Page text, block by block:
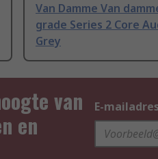
Van Damme Van
grade Series 2 Core
Grey
van
en
E-